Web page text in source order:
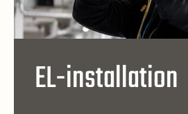
EL-installation